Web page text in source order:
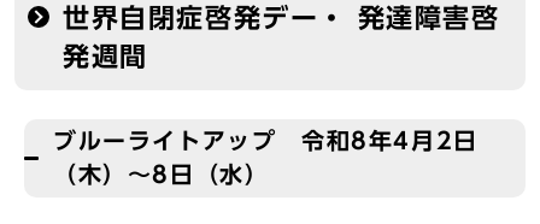
世界自閉症啓発デー・ 発達障害啓
発週間
ブルーライトアップ 令和8年4月2日
（木）～8日（水）